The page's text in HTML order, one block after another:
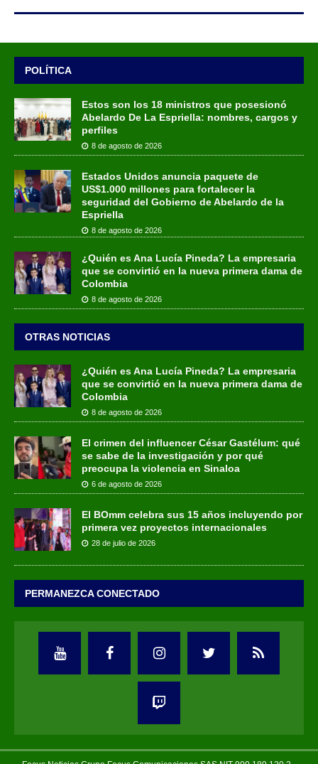
POLÍTICA
Estos son los 18 ministros que posesionó
Abelardo De La Espriella: nombres, cargos y
perfiles
8 de agosto de 2026
Estados Unidos anuncia paquete de
US$1.000 millones para fortalecer la
seguridad del Gobierno de Abelardo de la
Espriella
8 de agosto de 2026
¿Quién es Ana Lucía Pineda? La empresaria
que se convirtió en la nueva primera dama de
Colombia
8 de agosto de 2026
OTRAS NOTICIAS
¿Quién es Ana Lucía Pineda? La empresaria
que se convirtió en la nueva primera dama de
Colombia
8 de agosto de 2026
El crimen del influencer César Gastélum: qué
se sabe de la investigación y por qué
preocupa la violencia en Sinaloa
6 de agosto de 2026
El BOmm celebra sus 15 años incluyendo por
primera vez proyectos internacionales
28 de julio de 2026
PERMANEZCA CONECTADO